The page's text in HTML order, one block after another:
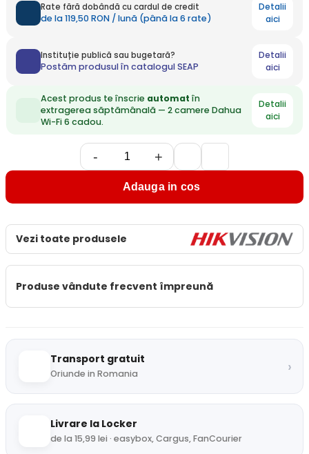
Rate fără dobândă cu cardul de credit
de la 119,50 RON / lună (până la 6 rate)
Detalii
aici
Instituție publică sau bugetară?
Postăm produsul în catalogul SEAP
Detalii
aici
Acest produs te înscrie automat în
extragerea săptămânală — 2 camere Dahua
Wi-Fi 6 cadou.
Detalii
aici
- +
Adauga in cos
Vezi toate produsele
Produse vândute frecvent împreună
Transport gratuit
Oriunde in Romania ›
Livrare la Locker
de la 15,99 lei · easybox, Cargus, FanCourier